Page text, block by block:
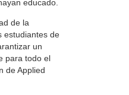
educado.
de la
estudiantes de
un
para todo el
de Applied